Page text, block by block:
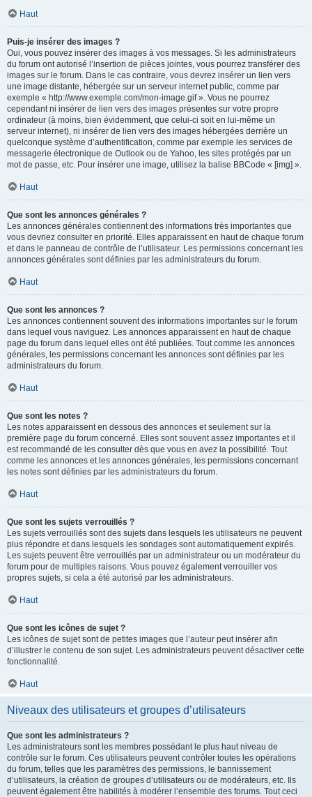
Haut
Puis-je insérer des images ?
Oui, vous pouvez insérer des images à vos messages. Si les administrateurs
du forum ont autorisé l’insertion de pièces jointes, vous pourrez transférer des
images sur le forum. Dans le cas contraire, vous devrez insérer un lien vers
une image distante, hébergée sur un serveur internet public, comme par
exemple « http://www.exemple.com/mon-image.gif ». Vous ne pourrez
cependant ni insérer de lien vers des images présentes sur votre propre
ordinateur (à moins, bien évidemment, que celui-ci soit en lui-même un
serveur internet), ni insérer de lien vers des images hébergées derrière un
quelconque système d’authentification, comme par exemple les services de
messagerie électronique de Outlook ou de Yahoo, les sites protégés par un
mot de passe, etc. Pour insérer une image, utilisez la balise BBCode « [img] ».
Haut
Que sont les annonces générales ?
Les annonces générales contiennent des informations très importantes que
vous devriez consulter en priorité. Elles apparaissent en haut de chaque forum
et dans le panneau de contrôle de l’utilisateur. Les permissions concernant les
annonces générales sont définies par les administrateurs du forum.
Haut
Que sont les annonces ?
Les annonces contiennent souvent des informations importantes sur le forum
dans lequel vous naviguez. Les annonces apparaissent en haut de chaque
page du forum dans lequel elles ont été publiées. Tout comme les annonces
générales, les permissions concernant les annonces sont définies par les
administrateurs du forum.
Haut
Que sont les notes ?
Les notes apparaissent en dessous des annonces et seulement sur la
première page du forum concerné. Elles sont souvent assez importantes et il
est recommandé de les consulter dès que vous en avez la possibilité. Tout
comme les annonces et les annonces générales, les permissions concernant
les notes sont définies par les administrateurs du forum.
Haut
Que sont les sujets verrouillés ?
Les sujets verrouillés sont des sujets dans lesquels les utilisateurs ne peuvent
plus répondre et dans lesquels les sondages sont automatiquement expirés.
Les sujets peuvent être verrouillés par un administrateur ou un modérateur du
forum pour de multiples raisons. Vous pouvez également verrouiller vos
propres sujets, si cela a été autorisé par les administrateurs.
Haut
Que sont les icônes de sujet ?
Les icônes de sujet sont de petites images que l’auteur peut insérer afin
d’illustrer le contenu de son sujet. Les administrateurs peuvent désactiver cette
fonctionnalité.
Haut
Niveaux des utilisateurs et groupes d’utilisateurs
Que sont les administrateurs ?
Les administrateurs sont les membres possédant le plus haut niveau de
contrôle sur le forum. Ces utilisateurs peuvent contrôler toutes les opérations
du forum, telles que les paramètres des permissions, le bannissement
d’utilisateurs, la création de groupes d’utilisateurs ou de modérateurs, etc. Ils
peuvent également être habilités à modérer l’ensemble des forums. Tout ceci